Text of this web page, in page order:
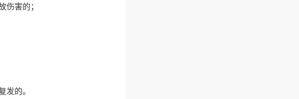
害的；
的。